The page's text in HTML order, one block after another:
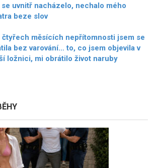
se uvnitř nacházelo, nechalo mého
beze slov
čtyřech měsících nepřítomnosti jsem se
bez varování… to, co jsem objevila v
ložnici, mi obrátilo život naruby